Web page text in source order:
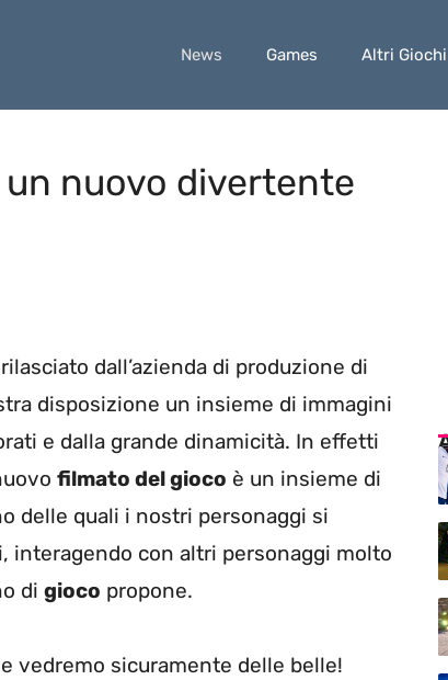
News Games Altri Giochi
nuovo divertente
dall’azienda di produzione di
disposizione un insieme di immagini
e dalla grande dinamicità. In effetti
filmato del gioco è un insieme di
delle quali i nostri personaggi si
interagendo con altri personaggi molto
di gioco propone.
vedremo sicuramente delle belle!